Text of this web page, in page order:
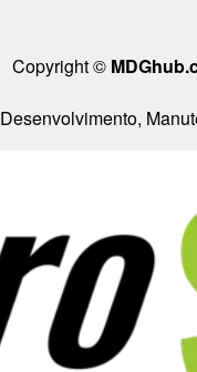
Copyright ©
Desenvolvimento,